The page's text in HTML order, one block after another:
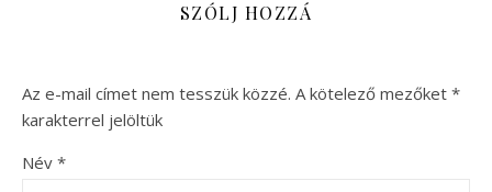
SZÓLJ HOZZÁ
Az e-mail címet nem tesszük közzé. A kötelező mezőket *
karakterrel jelöltük
Név *